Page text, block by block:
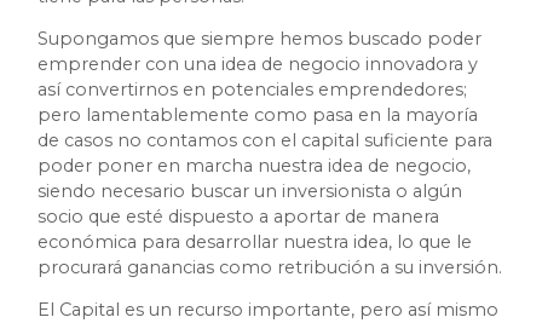
Supongamos que siempre hemos buscado poder
emprender con una idea de negocio innovadora y
así convertirnos en potenciales emprendedores;
pero lamentablemente como pasa en la mayoría
de casos no contamos con el capital suficiente para
poder poner en marcha nuestra idea de negocio,
siendo necesario buscar un inversionista o algún
socio que esté dispuesto a aportar de manera
económica para desarrollar nuestra idea, lo que le
procurará ganancias como retribución a su inversión.
El Capital es un recurso importante, pero así mismo